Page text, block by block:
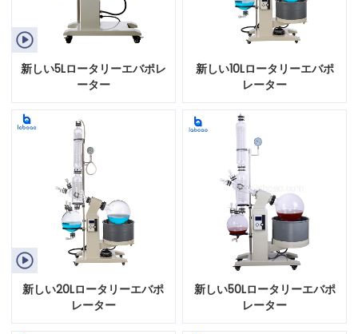

新しい5Lロータリーエバポレ
ーター
新しい10Lロータリーエバポ
レーター

新しい20Lロータリーエバポ
レーター
新しい50Lロータリーエバポ
レーター